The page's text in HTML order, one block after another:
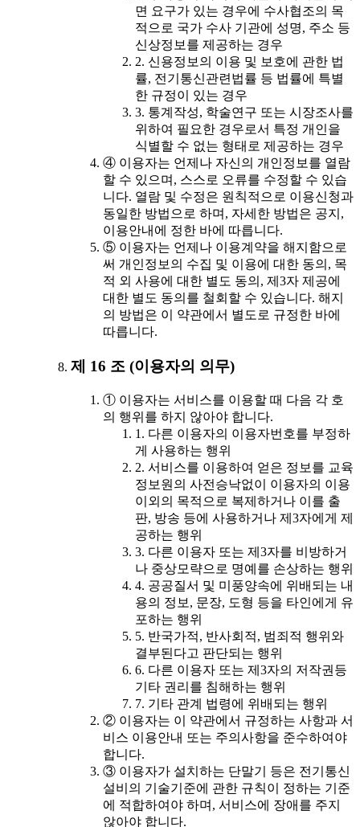
면 요구가 있는 경우에 수사협조의 목
적으로 국가 수사 기관에 성명, 주소 등
신상정보를 제공하는 경우
2. 신용정보의 이용 및 보호에 관한 법
률, 전기통신관련법률 등 법률에 특별
한 규정이 있는 경우
3. 통계작성, 학술연구 또는 시장조사를
위하여 필요한 경우로서 특정 개인을
식별할 수 없는 형태로 제공하는 경우
④ 이용자는 언제나 자신의 개인정보를 열람
할 수 있으며, 스스로 오류를 수정할 수 있습
니다. 열람 및 수정은 원칙적으로 이용신청과
동일한 방법으로 하며, 자세한 방법은 공지,
이용안내에 정한 바에 따릅니다.
⑤ 이용자는 언제나 이용계약을 해지함으로
써 개인정보의 수집 및 이용에 대한 동의, 목
적 외 사용에 대한 별도 동의, 제3자 제공에
대한 별도 동의를 철회할 수 있습니다. 해지
의 방법은 이 약관에서 별도로 규정한 바에
따릅니다.
제 16 조 (이용자의 의무)
① 이용자는 서비스를 이용할 때 다음 각 호
의 행위를 하지 않아야 합니다.
1. 다른 이용자의 이용자번호를 부정하
게 사용하는 행위
2. 서비스를 이용하여 얻은 정보를 교육
정보원의 사전승낙없이 이용자의 이용
이외의 목적으로 복제하거나 이를 출
판, 방송 등에 사용하거나 제3자에게 제
공하는 행위
3. 다른 이용자 또는 제3자를 비방하거
나 중상모략으로 명예를 손상하는 행위
4. 공공질서 및 미풍양속에 위배되는 내
용의 정보, 문장, 도형 등을 타인에게 유
포하는 행위
5. 반국가적, 반사회적, 범죄적 행위와
결부된다고 판단되는 행위
6. 다른 이용자 또는 제3자의 저작권등
기타 권리를 침해하는 행위
7. 기타 관계 법령에 위배되는 행위
② 이용자는 이 약관에서 규정하는 사항과 서
비스 이용안내 또는 주의사항을 준수하여야
합니다.
③ 이용자가 설치하는 단말기 등은 전기통신
설비의 기술기준에 관한 규칙이 정하는 기준
에 적합하여야 하며, 서비스에 장애를 주지
않아야 합니다.